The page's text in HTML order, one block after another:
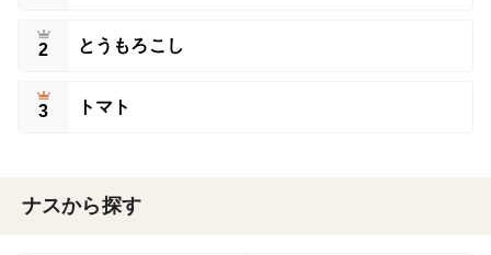
2 とうもろこし
3 トマト
ナスから探す